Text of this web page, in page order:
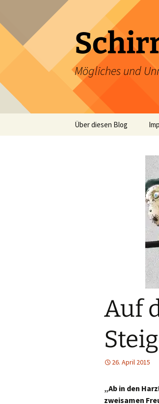
springen
Mögliches und
Über diesen Blog
Auf
26. April 2015
„Ab in den
zweisamen